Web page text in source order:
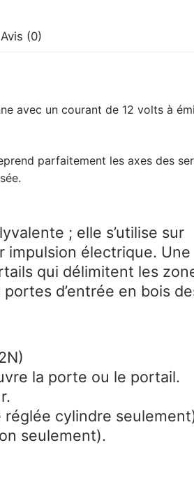
Avis (0)
avec un courant de 12 volts à
parfaitement les axes des
; elle s’utilise sur
impulsion électrique. Une
qui délimitent les
d’entrée en bois
la porte ou le portail.
cylindre
seulement).